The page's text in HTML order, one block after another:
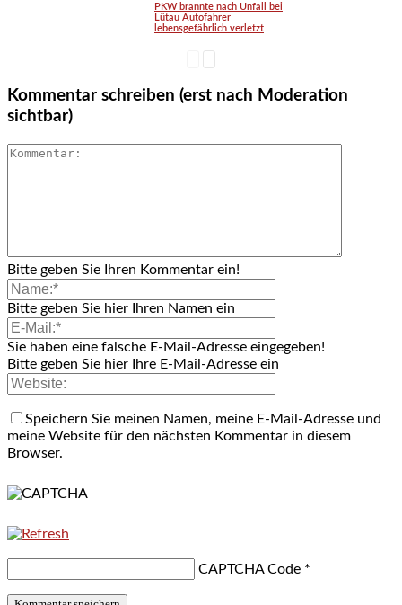
PKW brannte nach Unfall bei
Lütau Autofahrer
lebensgefährlich verletzt
Kommentar schreiben (erst nach Moderation
sichtbar)
Bitte geben Sie Ihren Kommentar ein!
Bitte geben Sie hier Ihren Namen ein
Sie haben eine falsche E-Mail-Adresse eingegeben!
Bitte geben Sie hier Ihre E-Mail-Adresse ein
Speichern Sie meinen Namen, meine E-Mail-Adresse und
meine Website für den nächsten Kommentar in diesem
Browser.
CAPTCHA Code *